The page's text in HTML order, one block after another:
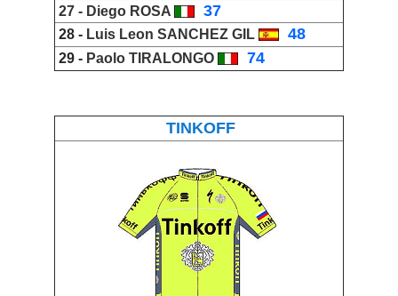
27 - Diego ROSA 37
28 - Luis Leon SANCHEZ GIL 48
29 - Paolo TIRALONGO 74
TINKOFF